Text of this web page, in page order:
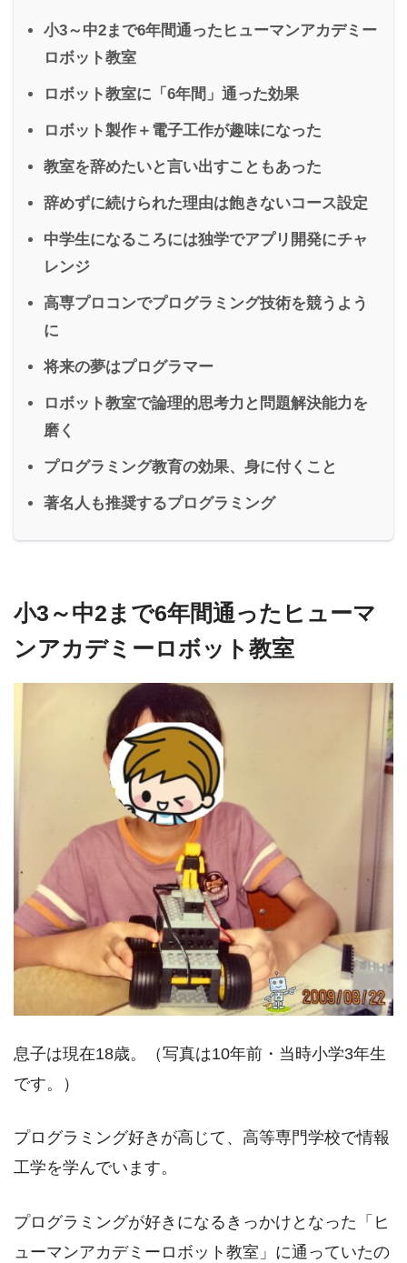
小3～中2まで6年間通ったヒューマンアカデミー
ロボット教室
ロボット教室に「6年間」通った効果
ロボット製作＋電子工作が趣味になった
教室を辞めたいと言い出すこともあった
辞めずに続けられた理由は飽きないコース設定
中学生になるころには独学でアプリ開発にチャ
レンジ
高専プロコンでプログラミング技術を競うよう
に
将来の夢はプログラマー
ロボット教室で論理的思考力と問題解決能力を
磨く
プログラミング教育の効果、身に付くこと
著名人も推奨するプログラミング
小3～中2まで6年間通ったヒューマ
ンアカデミーロボット教室
息子は現在18歳。（写真は10年前・当時小学3年生
です。）
プログラミング好きが高じて、高等専門学校で情報
工学を学んでいます。
プログラミングが好きになるきっかけとなった「ヒ
ューマンアカデミーロボット教室」に通っていたの